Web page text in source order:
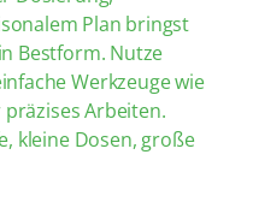
Plan bringst
Bestform. Nutze
Werkzeuge wie
Arbeiten.
kleine Dosen, große